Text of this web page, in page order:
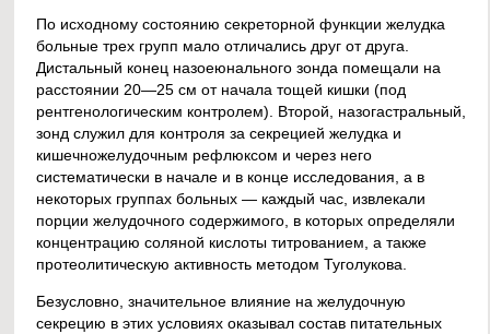
По исходному состоянию секреторной функции желудка
больные трех групп мало отличались друг от друга.
Дистальный конец назоеюнального зонда помещали на
расстоянии 20—25 см от начала тощей кишки (под
рентгенологическим контролем). Второй, назогастральный,
зонд служил для контроля за секрецией желудка и
кишечножелудочным рефлюксом и через него
систематически в начале и в конце исследования, а в
некоторых группах больных — каждый час, извлекали
порции желудочного содержимого, в которых определяли
концентрацию соляной кислоты титрованием, а также
протеолитическую активность методом Туголукова.
Безусловно, значительное влияние на желудочную
секрецию в этих условиях оказывал состав питательных